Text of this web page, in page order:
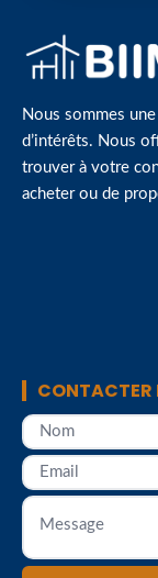
Nous sommes
d’intérêts. Nous
trouver à votre
acheter ou de
CONTACTER